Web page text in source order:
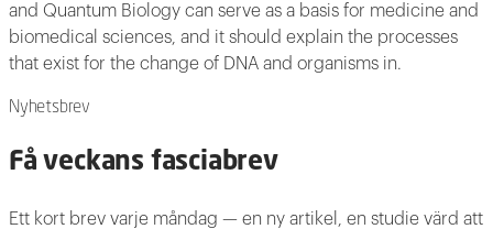
and Quantum Biology can serve as a basis for medicine and
biomedical sciences, and it should explain the processes
that exist for the change of DNA and organisms in.
Nyhetsbrev
Få veckans fasciabrev
Ett kort brev varje måndag — en ny artikel, en studie värd att